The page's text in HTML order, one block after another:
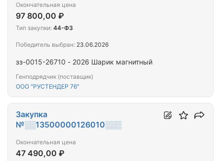
зз-0015-26710 - 2026 Шарик магнитный
Генподрядчик (поставщик)
ООО "РУСТЕНДЕР 76"
Окончательная цена
97 800,00 ₽
Тип закупки: 44-ФЗ
Победитель выбран: 23.06.2026
Закупка
№░░13500000126010░░░
Окончательная цена
47 490,00 ₽